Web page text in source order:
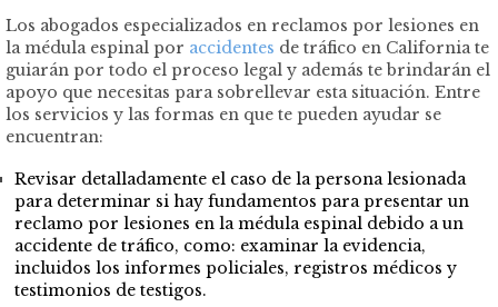
Los abogados especializados en reclamos por lesiones en
la médula espinal por accidentes de tráfico en California te
guiarán por todo el proceso legal y además te brindarán el
apoyo que necesitas para sobrellevar esta situación. Entre
los servicios y las formas en que te pueden ayudar se
encuentran:
Revisar detalladamente el caso de la persona lesionada
para determinar si hay fundamentos para presentar un
reclamo por lesiones en la médula espinal debido a un
accidente de tráfico, como: examinar la evidencia,
incluidos los informes policiales, registros médicos y
testimonios de testigos.